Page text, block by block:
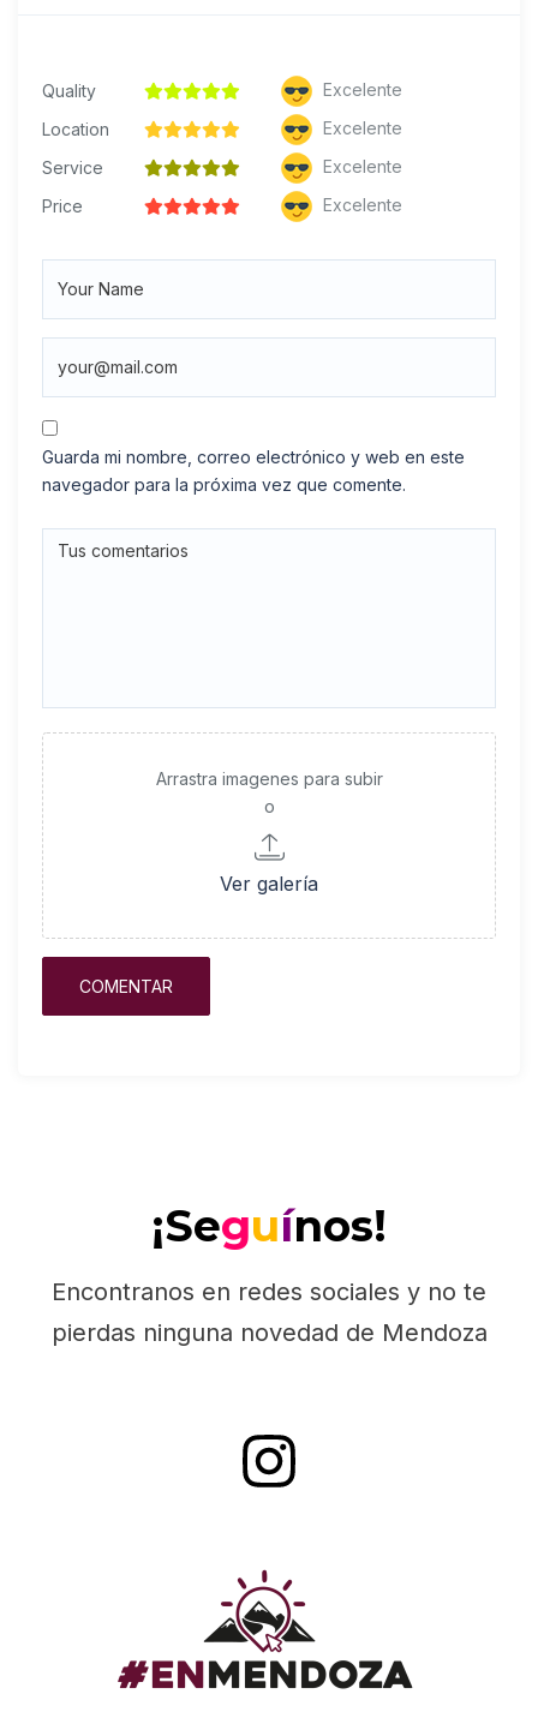
Quality
Excelente
Location
Excelente
Service
Excelente
Price
Excelente
Guarda mi nombre, correo electrónico y web en este
navegador para la próxima vez que comente.
Arrastra imagenes para subir
o
Ver galería
¡Seguínos!
Encontranos en redes sociales y no te
pierdas ninguna novedad de Mendoza